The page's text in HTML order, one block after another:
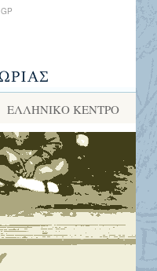
GP
ΕΛΛΗΝΙΚΌ ΚΈΝΤΡΟ